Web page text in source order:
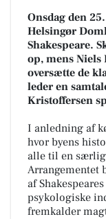
Onsdag den
Helsingør
Shakespeare.
op, mens
oversætte de
leder en
Kristoffersen
I anledning af
hvor byens
alle til en
Arrangementet
af
psykologiske
fremkalder